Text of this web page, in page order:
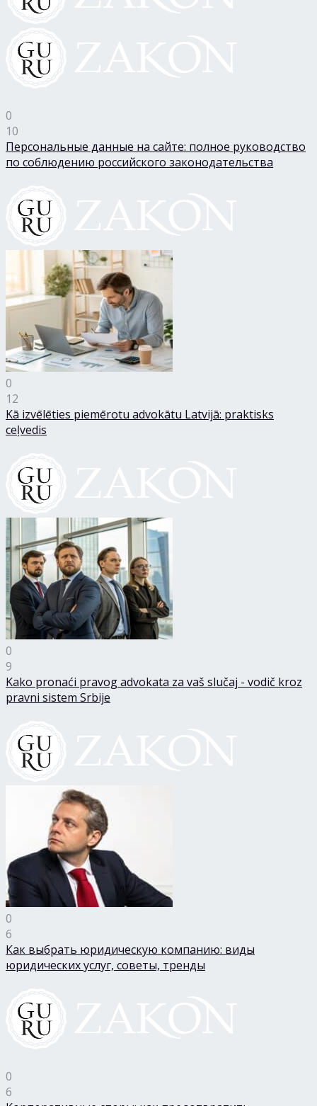
0
10
Персональные данные на сайте: полное руководство
по соблюдению российского законодательства
0
12
Kā izvēlēties piemērotu advokātu Latvijā: praktisks
ceļvedis
0
9
Kako pronaći pravog advokata za vaš slučaj - vodič kroz
pravni sistem Srbije
0
6
Как выбрать юридическую компанию: виды
юридических услуг, советы, тренды
0
6